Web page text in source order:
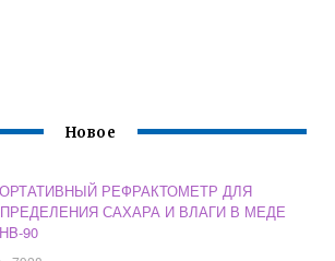
Новое
РЕФРАКТОМЕТР ДЛЯ
САХАРА И ВЛАГИ В МЕДЕ
90